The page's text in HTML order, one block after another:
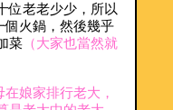
位老老少少，所以
個火鍋，然後幾乎
菜（大家也當然就
娘家排行老大，